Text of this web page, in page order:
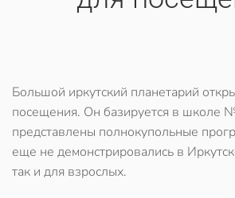
Большой иркутский планетарий
посещения. Он базируется в школе
представлены полнокупольные
еще не демонстрировались в
так и для взрослых.